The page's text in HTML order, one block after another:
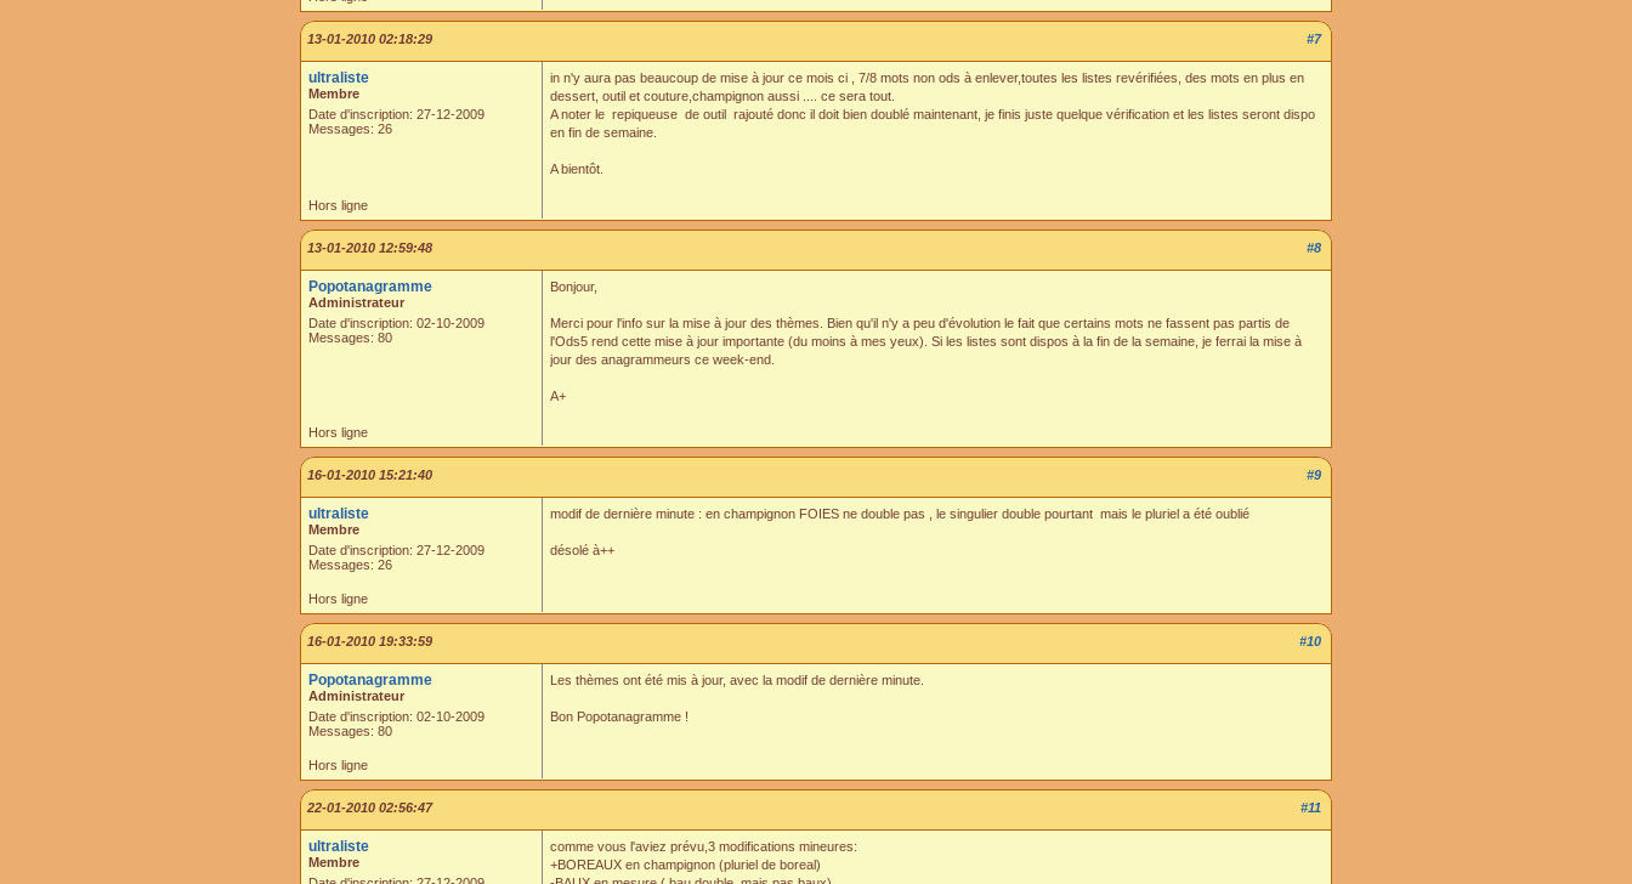
#7
13-01-2010 02:18:29
ultraliste
Membre
Date d'inscription: 27-12-2009
Messages: 26
in n'y aura pas beaucoup de mise à jour ce mois ci , 7/8 mots non ods à enlever,toutes les listes revérifiées, des mots en plus en
dessert, outil et couture,champignon aussi .... ce sera tout.
A noter le repiqueuse de outil rajouté donc il doit bien doublé maintenant, je finis juste quelque vérification et les listes seront dispo
en fin de semaine.
A bientôt.
Hors ligne
#8
13-01-2010 12:59:48
Popotanagramme
Administrateur
Date d'inscription: 02-10-2009
Messages: 80
Bonjour,
Merci pour l'info sur la mise à jour des thèmes. Bien qu'il n'y a peu d'évolution le fait que certains mots ne fassent pas partis de
l'Ods5 rend cette mise à jour importante (du moins à mes yeux). Si les listes sont dispos à la fin de la semaine, je ferrai la mise à
jour des anagrammeurs ce week-end.
A+
Hors ligne
#9
16-01-2010 15:21:40
ultraliste
Membre
Date d'inscription: 27-12-2009
Messages: 26
modif de dernière minute : en champignon FOIES ne double pas , le singulier double pourtant mais le pluriel a été oublié
désolé à++
Hors ligne
#10
16-01-2010 19:33:59
Popotanagramme
Administrateur
Date d'inscription: 02-10-2009
Messages: 80
Les thèmes ont été mis à jour, avec la modif de dernière minute.
Bon Popotanagramme !
Hors ligne
#11
22-01-2010 02:56:47
ultraliste
Membre
comme vous l'aviez prévu,3 modifications mineures:
+BOREAUX en champignon (pluriel de boreal)